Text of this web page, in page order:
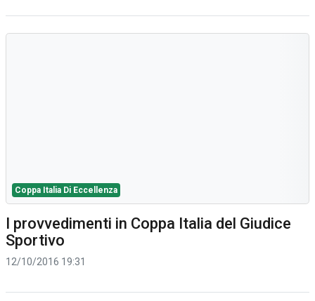
Coppa Italia Di Eccellenza
I provvedimenti in Coppa Italia del Giudice
Sportivo
12/10/2016 19:31